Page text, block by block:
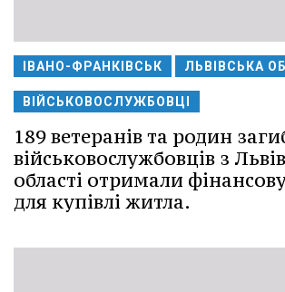
ІВАНО-ФРАНКІВСЬК ЛЬВІВСЬКА
ВІЙСЬКОВОСЛУЖБОВЦІ
189 ветеранів та родин
військовослужбовців з
області отримали
для купівлі житла.